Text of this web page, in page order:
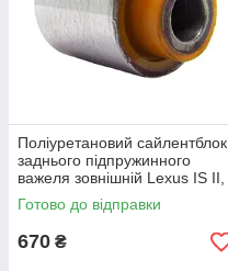
Поліуретановий сайлентблок
заднього підпружинного
важеля зовнішній Lexus IS II,
PP-1110c
Готово до відправки
670 ₴